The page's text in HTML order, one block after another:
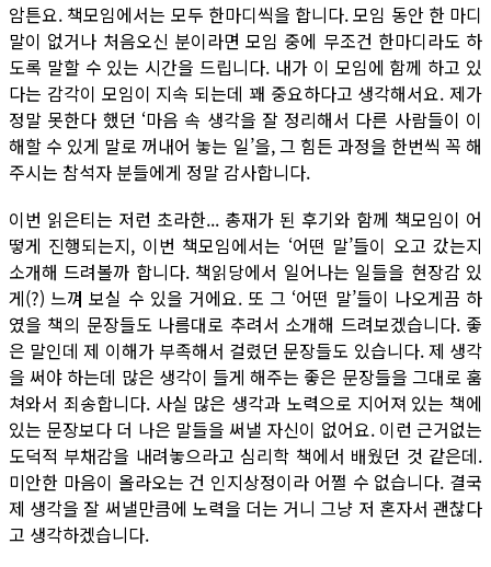
암튼요. 책모임에서는 모두 한마디씩을 합니다. 모임 동안 한 마디
말이 없거나 처음오신 분이라면 모임 중에 무조건 한마디라도 하
도록 말할 수 있는 시간을 드립니다. 내가 이 모임에 함께 하고 있
다는 감각이 모임이 지속 되는데 꽤 중요하다고 생각해서요. 제가
정말 못한다 했던 ‘마음 속 생각을 잘 정리해서 다른 사람들이 이
해할 수 있게 말로 꺼내어 놓는 일’을, 그 힘든 과정을 한번씩 꼭 해
주시는 참석자 분들에게 정말 감사합니다.
이번 읽은티는 저런 초라한... 총재가 된 후기와 함께 책모임이 어
떻게 진행되는지, 이번 책모임에서는 ‘어떤 말’들이 오고 갔는지
소개해 드려볼까 합니다. 책읽당에서 일어나는 일들을 현장감 있
게(?) 느껴 보실 수 있을 거에요. 또 그 ‘어떤 말’들이 나오게끔 하
였을 책의 문장들도 나름대로 추려서 소개해 드려보겠습니다. 좋
은 말인데 제 이해가 부족해서 걸렸던 문장들도 있습니다. 제 생각
을 써야 하는데 많은 생각이 들게 해주는 좋은 문장들을 그대로 훔
쳐와서 죄송합니다. 사실 많은 생각과 노력으로 지어져 있는 책에
있는 문장보다 더 나은 말들을 써낼 자신이 없어요. 이런 근거없는
도덕적 부채감을 내려놓으라고 심리학 책에서 배웠던 것 같은데.
미안한 마음이 올라오는 건 인지상정이라 어쩔 수 없습니다. 결국
제 생각을 잘 써낼만큼에 노력을 더는 거니 그냥 저 혼자서 괜찮다
고 생각하겠습니다.